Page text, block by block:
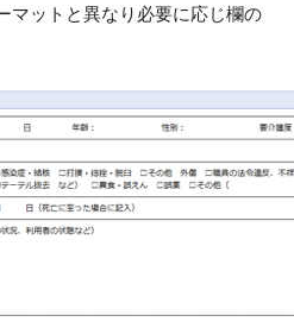
マットと異なり必要に応じ欄の